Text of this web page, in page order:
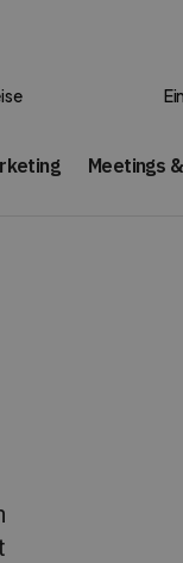
Meetings